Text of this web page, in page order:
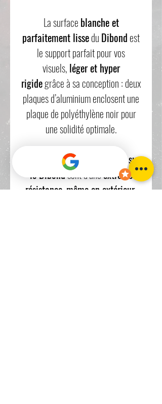
La surface blanche et
parfaitement lissedu Dibond est
le support parfait pour vos
visuels, léger et hyper
rigidegrâce à sa conception : deux
plaques d’aluminium enclosent une
plaque de polyéthylène noir pour
une solidité optimale.
impressions directement sur
le Dibondsont d’uneextrême
résistance même en extérieur,